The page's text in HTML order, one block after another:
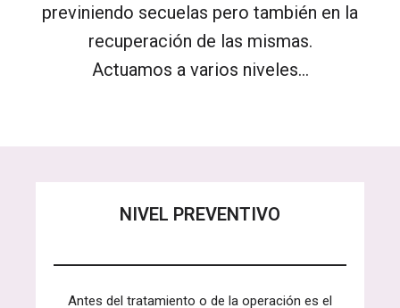
previniendo secuelas pero también en la
recuperación de las mismas.
Actuamos a varios niveles…
NIVEL PREVENTIVO
Antes del tratamiento o de la operación es el